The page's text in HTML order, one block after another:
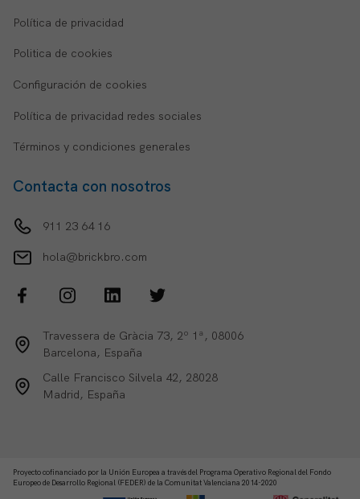
Política de privacidad
Politica de cookies
Configuración de cookies
Política de privacidad redes sociales
Términos y condiciones generales
Contacta con nosotros
911 23 64 16
hola@brickbro.com
Travessera de Gràcia 73, 2º 1ª, 08006
Barcelona, España
Calle Francisco Silvela 42, 28028
Madrid, España
Proyecto cofinanciado por la Unión Europea a través del Programa Operativo Regional del Fondo
Europeo de Desarrollo Regional (FEDER) de la Comunitat Valenciana 2014-2020